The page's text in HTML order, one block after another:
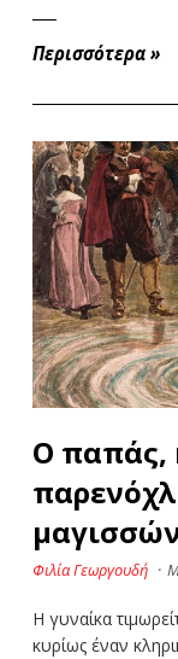
Περισσότερα »
Ο παπάς,
Φιλία Γεωργουδή ·
Η γυναίκα
κυρίως έναν